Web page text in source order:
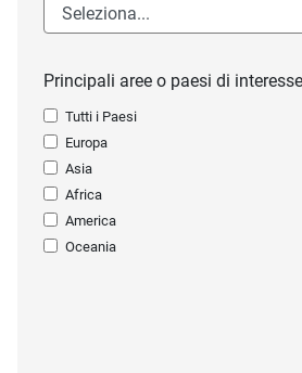
Principali aree o paesi di
Tutti i Paesi
Europa
Asia
Africa
America
Oceania